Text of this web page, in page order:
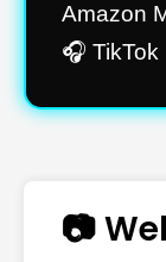
Amazon
🎧 TikTok
📷